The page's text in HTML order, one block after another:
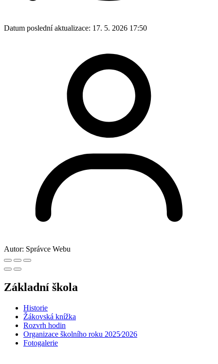
Datum poslední aktualizace: 17. 5. 2026 17:50
Autor: Správce Webu
Základní škola
Historie
Žákovská knížka
Rozvrh hodin
Organizace školního roku 2025⁄2026
Fotogalerie